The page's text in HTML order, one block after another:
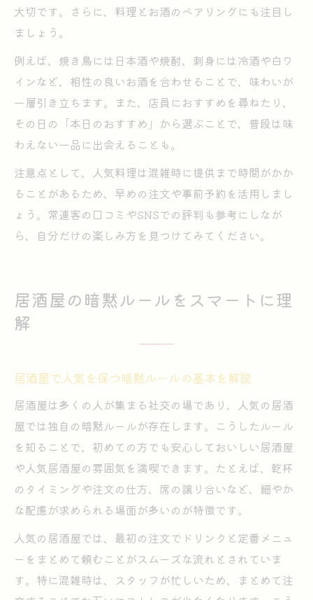
大切です。さらに、料理とお酒のペアリングにも注目し
ましょう。
例えば、焼き鳥には日本酒や焼酎、刺身には冷酒や白ワ
インなど、相性の良いお酒を合わせることで、味わいが
一層引き立ちます。また、店員におすすめを尋ねたり、
その日の「本日のおすすめ」から選ぶことで、普段は味
わえない一品に出会えることも。
注意点として、人気料理は混雑時に提供まで時間がかか
ることがあるため、早めの注文や事前予約を活用しまし
ょう。常連客の口コミやSNSでの評判も参考にしなが
ら、自分だけの楽しみ方を見つけてみてください。
居酒屋の暗黙ルールをスマートに理
解
居酒屋で人気を保つ暗黙ルールの基本を解説
居酒屋は多くの人が集まる社交の場であり、人気の居酒
屋では独自の暗黙ルールが存在します。こうしたルール
を知ることで、初めての方でも安心しておいしい居酒屋
や人気居酒屋の雰囲気を満喫できます。たとえば、乾杯
のタイミングや注文の仕方、席の譲り合いなど、細やか
な配慮が求められる場面が多いのが特徴です。
人気の居酒屋では、最初の注文でドリンクと定番メニュ
ーをまとめて頼むことがスムーズな流れとされていま
す。特に混雑時は、スタッフが忙しいため、まとめて注